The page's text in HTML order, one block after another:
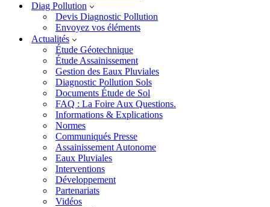
Diag Pollution
Devis Diagnostic Pollution
Envoyez vos éléments
Actualités
Étude Géotechnique
Étude Assainissement
Gestion des Eaux Pluviales
Diagnostic Pollution Sols
Documents Étude de Sol
FAQ : La Foire Aux Questions.
Informations & Explications
Normes
Communiqués Presse
Assainissement Autonome
Eaux Pluviales
Interventions
Développement
Partenariats
Vidéos